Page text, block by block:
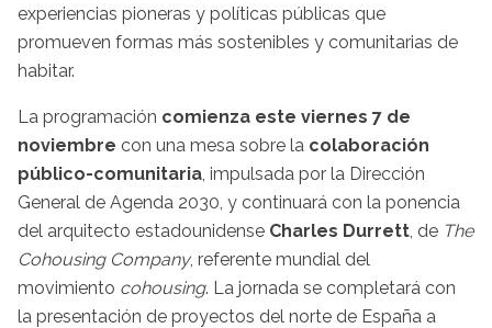
experiencias pioneras y políticas públicas que
promueven formas más sostenibles y comunitarias de
habitar.
La programación comienza este viernes 7 de
noviembre con una mesa sobre la colaboración
público-comunitaria, impulsada por la Dirección
General de Agenda 2030, y continuará con la ponencia
del arquitecto estadounidense Charles Durrett, de The
Cohousing Company, referente mundial del
movimiento cohousing. La jornada se completará con
la presentación de proyectos del norte de España a